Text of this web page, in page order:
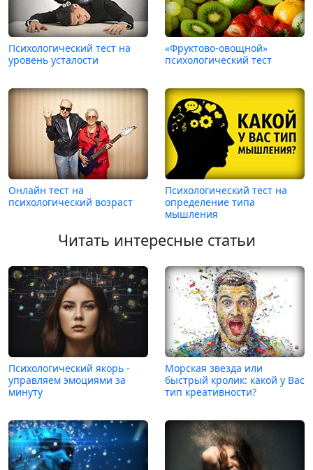
Психологический тест на
уровень усталости
«Фруктово-овощной»
психологический тест
Онлайн тест на
психологический возраст
Психологический тест на
определение типа
мышления
Читать интересные статьи
Психологический якорь -
управляем эмоциями за
минуту
Морская звезда или
быстрый кролик: какой у Вас
тип креативности?